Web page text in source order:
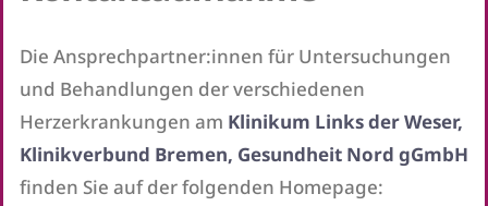
Die Ansprechpartner:innen für Untersuchungen
und Behandlungen der verschiedenen
Herzerkrankungen am Klinikum Links der Weser,
Klinikverbund Bremen, Gesundheit Nord gGmbH
finden Sie auf der folgenden Homepage: